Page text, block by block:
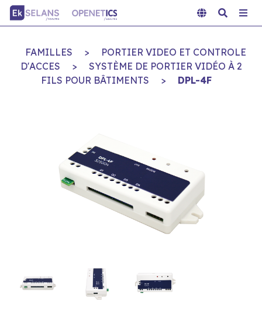
FAMILLES >
PORTIER VIDEO ET CONTROLE
D'ACCES
>
SYSTÈME DE PORTIER VIDÉO À 2
FILS POUR BÂTIMENTS
> DPL-4F